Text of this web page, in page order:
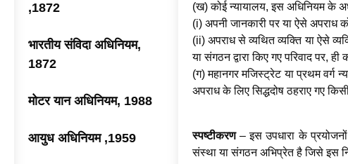
,1872
भारतीय संविदा अधिनियम,
1872
मोटर यान अधिनियम, 1988
आयुध अधिनियम ,1959
(ख) कोई न्यायालय, इस अधिनियम के
(i) अपनी जानकारी पर या ऐसे अपराध
(ii) अपराध से व्यथित व्यक्ति या ऐसे
या संगठन द्वारा किए गए परिवाद पर, ही
(ग) महानगर मजिस्ट्रेट या प्रथम वर्ग
अपराध के लिए सिद्धदोष ठहराए गए
स्पष्टीकरण – इस उपधारा के
संस्था या संगठन अभिप्रेत है जिसे इस